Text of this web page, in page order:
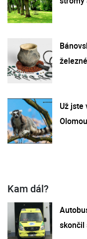
železné
Už
Kam dál?
skončil